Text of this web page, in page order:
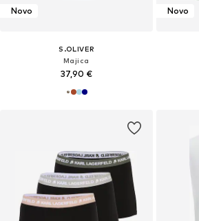
Novo
S.OLIVER
Majica
37,90 €
Novo